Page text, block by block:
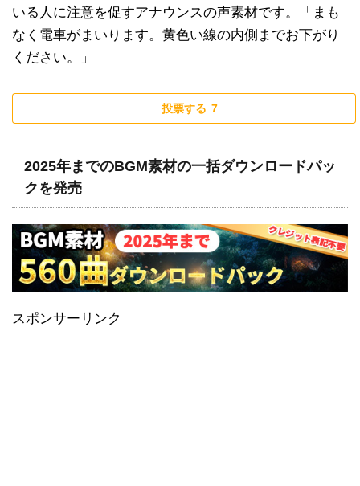
いる人に注意を促すアナウンスの声素材です。「まも
なく電車がまいります。黄色い線の内側までお下がり
ください。」
投票する 7
2025年までのBGM素材の一括ダウンロードパッ
クを発売
スポンサーリンク